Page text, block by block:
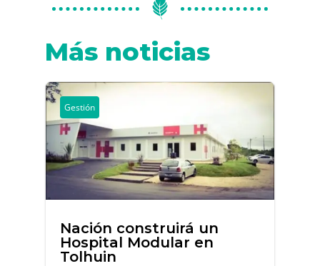
Más noticias
Gestión
Nación construirá un
Hospital Modular en
Tolhuin